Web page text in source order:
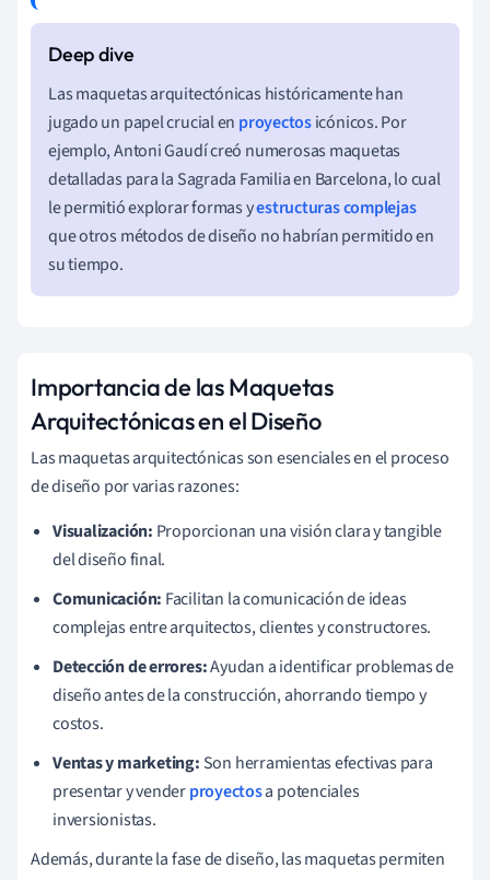
Las maquetas arquitectónicas históricamente han
jugado un papel crucial en proyectosicónicos. Por
ejemplo, Antoni Gaudí creó numerosas maquetas
detalladas para la Sagrada Familia en Barcelona, lo cual
le permitió explorar formas yestructuras complejas
que otros métodos de diseño no habrían permitido en
su tiempo.
Importancia de las Maquetas
Arquitectónicas en el Diseño
Las maquetas arquitectónicas son esenciales en el proceso
de diseño por varias razones:
Visualización: Proporcionan una visión clara y tangible
del diseño final.
Comunicación: Facilitan la comunicación de ideas
complejas entre arquitectos, clientes y constructores.
Detección de errores:Ayudan a identificar problemas de
diseño antes de la construcción, ahorrando tiempo y
costos.
Ventas y marketing: Son herramientas efectivas para
presentar y venderproyectosa potenciales
inversionistas.
Además, durante la fase de diseño, las maquetas permiten